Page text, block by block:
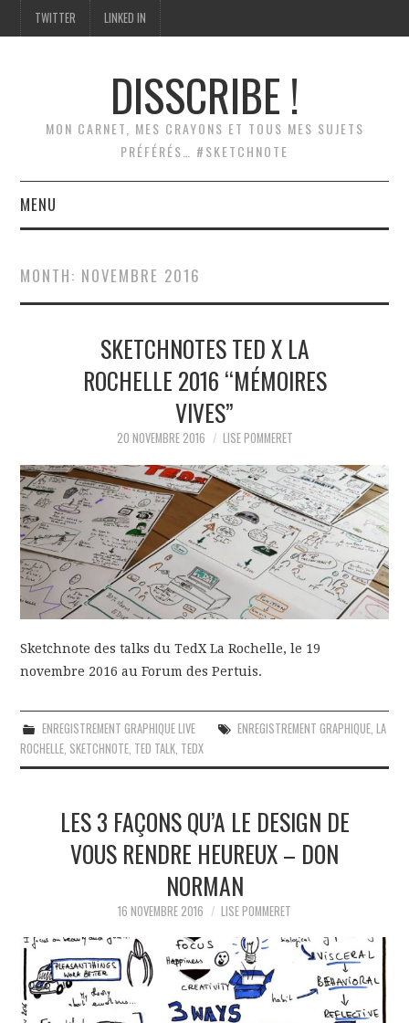
TWITTER LINKED IN
DISSCRIBE !
MON CARNET, MES CRAYONS ET TOUS MES SUJETS
PRÉFÉRÉS… #SKETCHNOTE
MENU
SCRIBING
SKETCHNOTES
MODÉLISATION
PÉDAGOGIE
EN ANGLAIS
CONTACT
MONTH: NOVEMBRE 2016
SKETCHNOTES TED X LA
ROCHELLE 2016 “MÉMOIRES
VIVES”
20 NOVEMBRE 2016 LISE POMMERET
Sketchnote des talks du TedX La Rochelle, le 19
novembre 2016 au Forum des Pertuis.
ENREGISTREMENT GRAPHIQUE LIVE ENREGISTREMENT GRAPHIQUE, LA
ROCHELLE SKETCHNOTE TED TALK TEDX
LES 3 FAÇONS QU’A LE DESIGN DE
VOUS RENDRE HEUREUX – DON
NORMAN
16 NOVEMBRE 2016 LISE POMMERET